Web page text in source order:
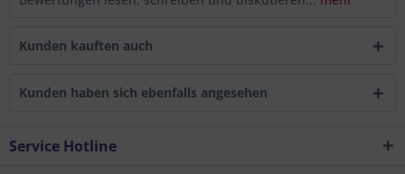
Kunden kauften auch
Kunden haben sich ebenfalls angesehen
Service Hotline